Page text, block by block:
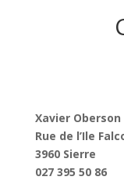
Xavier Oberson
Rue de l’Ile
3960 Sierre
027 395 50 86